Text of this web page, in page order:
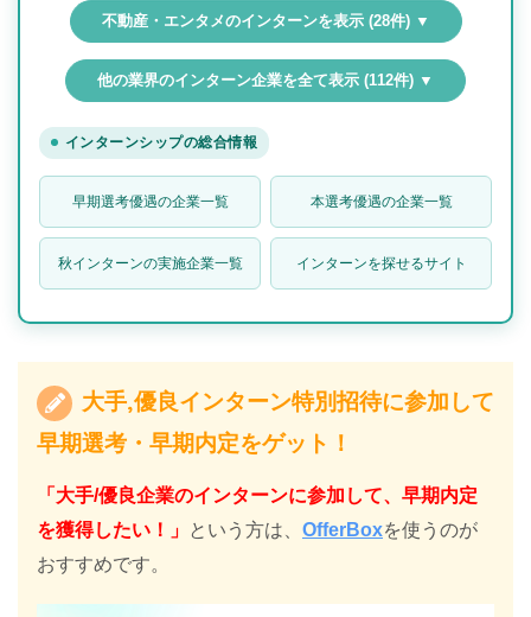
不動産・エンタメのインターンを表示 (28件) ▼
他の業界のインターン企業を全て表示 (112件) ▼
インターンシップの総合情報
早期選考優遇の企業一覧 本選考優遇の企業一覧
秋インターンの実施企業一覧 インターンを探せるサイト
大手,優良インターン特別招待に参加して
早期選考・早期内定をゲット！
「大手/優良企業のインターンに参加して、早期内定
を獲得したい！」 という方は、 OfferBoxを使うのが
おすすめです。